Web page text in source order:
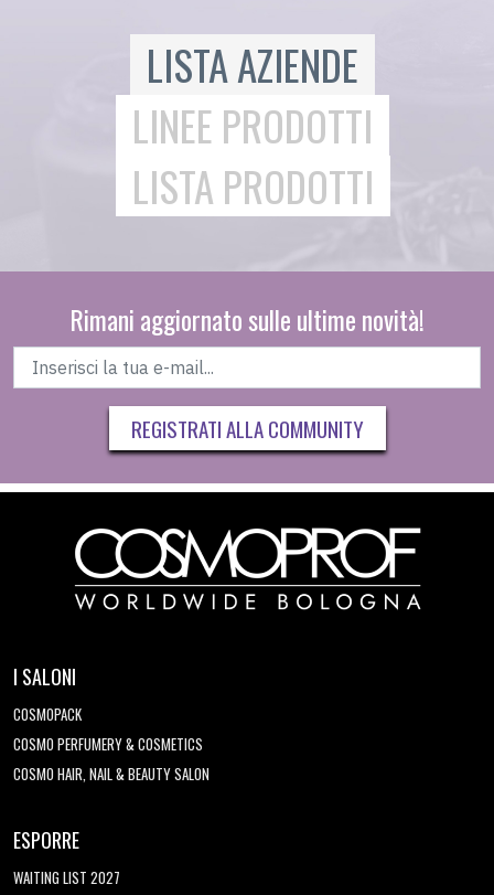
LISTA AZIENDE
LINEE PRODOTTI
LISTA PRODOTTI
Rimani aggiornato sulle ultime novità!
REGISTRATI ALLA COMMUNITY
I SALONI
COSMOPACK
COSMO PERFUMERY & COSMETICS
COSMO HAIR, NAIL & BEAUTY SALON
ESPORRE
WAITING LIST 2027